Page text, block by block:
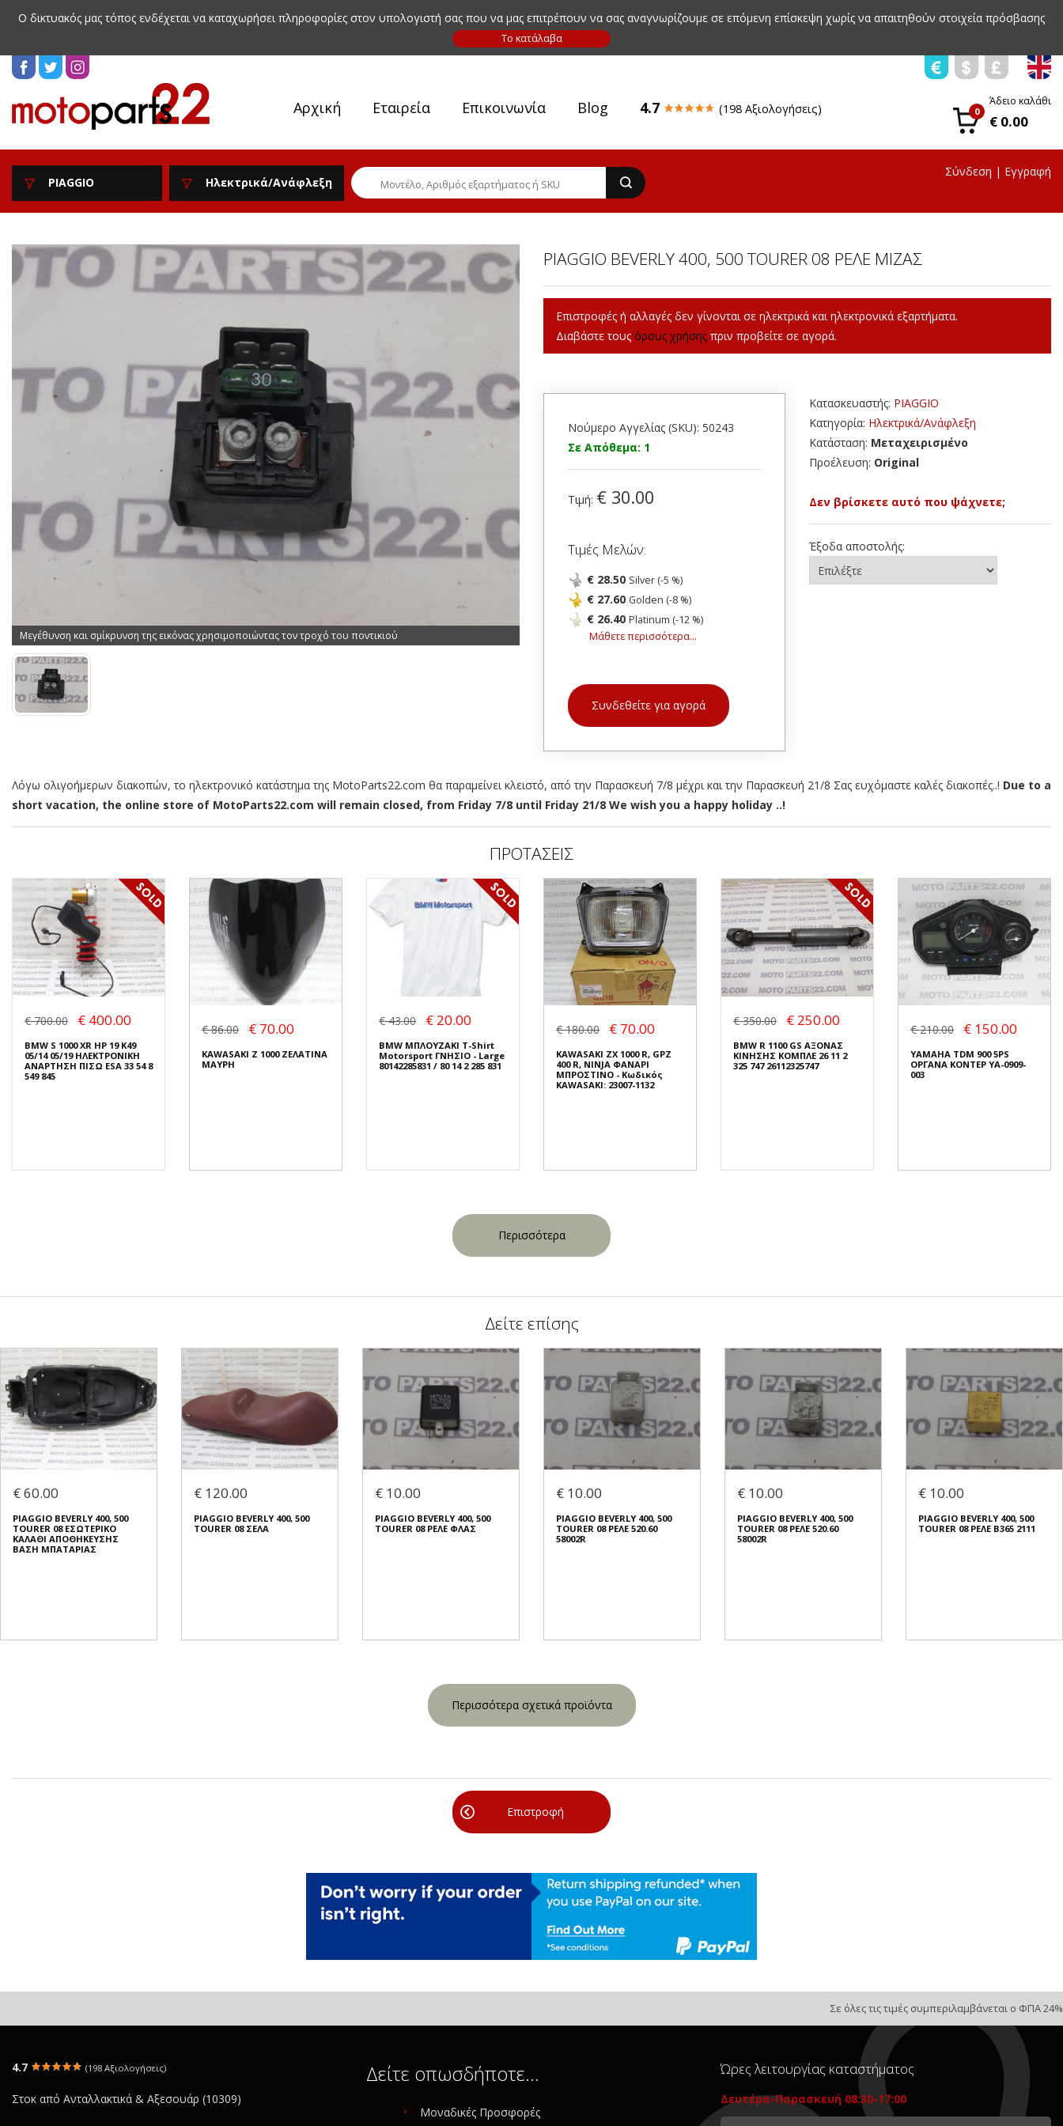
Ο δικτυακός μας τόπος ενδέχεται να καταχωρήσει πληροφορίες στον υπολογιστή σας που να μας επιτρέπουν να σας αναγνωρίζουμε σε επόμενη επίσκεψη χωρίς να απαιτηθούν στοιχεία πρόσβασης
Αρχική Εταιρεία Επικοινωνία Blog 4.7 (198 Αξιολογήσεις) 0
Άδειο καλάθι
€ 0.00
PIAGGIO Ηλεκτρικά/Ανάφλεξη
Σύνδεση | Εγγραφή
Μεγέθυνση και σμίκρυνση της εικόνας χρησιμοποιώντας τον τροχό του ποντικιού
PIAGGIO BEVERLY 400, 500 TOURER 08 ΡΕΛΕ ΜΙΖΑΣ
Επιστροφές ή αλλαγές δεν γίνονται σε ηλεκτρικά και ηλεκτρονικά εξαρτήματα.
Διαβάστε τους όρους χρήσης πριν προβείτε σε αγορά.
Νούμερο Αγγελίας (SKU): 50243
Σε Απόθεμα: 1
Τιμή: € 30.00
Τιμές Μελών:
€ 28.50 Silver (-5 %)
€ 27.60 Golden (-8 %)
€ 26.40 Platinum (-12 %)
Μάθετε περισσότερα...
Συνδεθείτε για αγορά
Κατασκευαστής: PIAGGIO
Κατηγορία: Ηλεκτρικά/Ανάφλεξη
Κατάσταση: Μεταχειρισμένο
Προέλευση: Original
Δεν βρίσκετε αυτό που ψάχνετε;
Έξοδα αποστολής:
Λόγω ολιγοήμερων διακοπών, το ηλεκτρονικό κατάστημα της MotoParts22.com θα παραμείνει κλειστό, από την Παρασκευή 7/8 μέχρι και την Παρασκευή 21/8 Σας ευχόμαστε καλές διακοπές..! Due to a
short vacation, the online store of MotoParts22.com will remain closed, from Friday 7/8 until Friday 21/8 We wish you a happy holiday ..!
ΠΡΟΤΑΣΕΙΣ
€ 700.00 € 400.00
BMW S 1000 XR HP 19 K49
05/14 05/19 ΗΛΕΚΤΡΟΝΙΚΗ
ΑΝΑΡΤΗΣΗ ΠΙΣΩ ESA 33 54 8
549 845
€ 86.00 € 70.00
KAWASAKI Z 1000 ΖΕΛΑΤΙΝΑ
ΜΑΥΡΗ
€ 43.00 € 20.00
BMW ΜΠΛΟΥΖΑΚΙ T-Shirt
Motorsport ΓΝΗΣΙΟ - Large
80142285831 / 80 14 2 285 831
€ 180.00 € 70.00
KAWASAKI ZX 1000 R, GPZ
400 R, NINJA ΦΑΝΑΡΙ
ΜΠΡΟΣΤΙΝΟ - Κωδικός
KAWASAKI: 23007-1132
€ 350.00 € 250.00
BMW R 1100 GS ΑΞΟΝΑΣ
ΚΙΝΗΣΗΣ ΚΟΜΠΛΕ 26 11 2
325 747 26112325747
€ 210.00 € 150.00
YAMAHA TDM 900 5PS
ΟΡΓΑΝΑ ΚΟΝΤΕΡ YA-0909-
003
Περισσότερα
Δείτε επίσης
€ 60.00
PIAGGIO BEVERLY 400, 500
TOURER 08 ΕΣΩΤΕΡΙΚΟ
ΚΑΛΑΘΙ ΑΠΟΘΗΚΕΥΣΗΣ
ΒΑΣΗ ΜΠΑΤΑΡΙΑΣ
€ 120.00
PIAGGIO BEVERLY 400, 500
TOURER 08 ΣΕΛΑ
€ 10.00
PIAGGIO BEVERLY 400, 500
TOURER 08 ΡΕΛΕ ΦΛΑΣ
€ 10.00
PIAGGIO BEVERLY 400, 500
TOURER 08 ΡΕΛΕ 520.60
58002R
€ 10.00
PIAGGIO BEVERLY 400, 500
TOURER 08 ΡΕΛΕ 520.60
58002R
€ 10.00
PIAGGIO BEVERLY 400, 500
TOURER 08 ΡΕΛΕ B365 2111
Περισσότερα σχετικά προϊόντα
Επιστροφή
Σε όλες τις τιμές συμπεριλαμβάνεται ο ΦΠΑ 24%
4.7 (198 Αξιολογήσεις)
Στοκ από Ανταλλακτικά & Αξεσουάρ (10309)
Δείτε οπωσδήποτε…
Μοναδικές Προσφορές
Ώρες λειτουργίας καταστήματος
Δευτέρα-Παρασκευή 08:30-17:00